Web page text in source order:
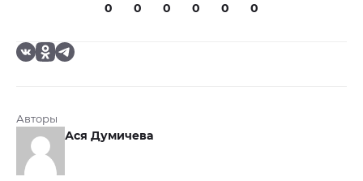
0 0 0 0 0 0
Авторы
Ася Думичева